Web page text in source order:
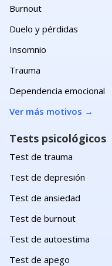
Burnout
Duelo y pérdidas
Insomnio
Trauma
Dependencia emocional
Ver más motivos →
Tests psicológicos
Test de trauma
Test de depresión
Test de ansiedad
Test de burnout
Test de autoestima
Test de apego